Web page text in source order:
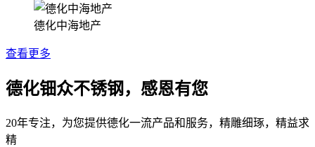
德化中海地产
查看更多
德化钿众不锈钢，感恩有您
20年专注，为您提供德化一流产品和服务，精雕细琢，精益求
精